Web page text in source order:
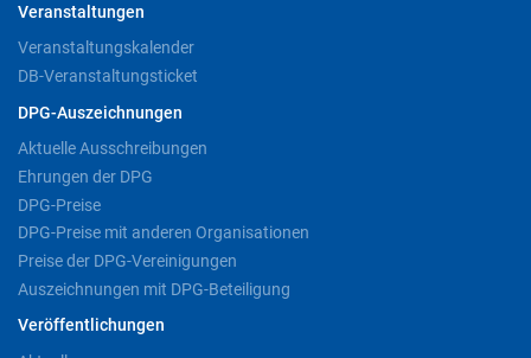
Veranstaltungen
Veranstaltungskalender
DB-Veranstaltungsticket
DPG-Auszeichnungen
Aktuelle Ausschreibungen
Ehrungen der DPG
DPG-Preise
DPG-Preise mit anderen Organisationen
Preise der DPG-Vereinigungen
Auszeichnungen mit DPG-Beteiligung
Veröffentlichungen